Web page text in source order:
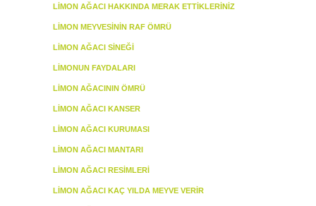
LIMON AĞACI HAKKINDA MERAK ETTIKLERINIZ
LIMON MEYVESININ RAF ÖMRÜ
LIMON AĞACI SINEĞI
LIMONUN FAYDALARI
LIMON AĞACININ ÖMRÜ
LIMON AĞACI KANSER
LIMON AĞACI KURUMASI
LIMON AĞACI MANTARI
LIMON AĞACI RESIMLERI
LIMON AĞACI KAÇ YILDA MEYVE VERIR